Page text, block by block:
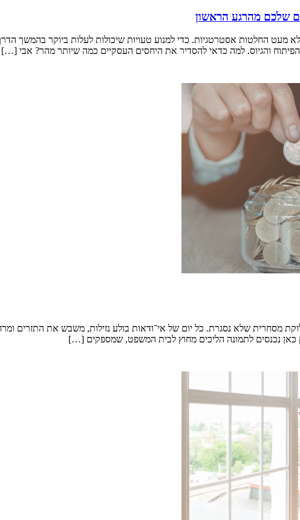
שלכם מהרגע הראשון
מעט החלטות אסטרטגיות. כדי למנוע טעויות שיכולות לעלות ביוקר בהמשך
והגיוס. למה כדאי להסדיר את היחסים העסקיים כמה שיותר מהר? אבי […]
מסחרית שלא נסגרת. כל יום של אי־ודאות בולע נזילות, משבש את התזרים
כאן נכנסים לתמונה הליכים מחוץ לבית המשפט, שמספקים […]